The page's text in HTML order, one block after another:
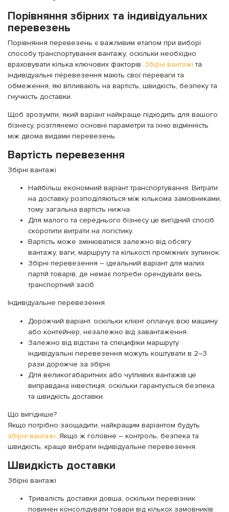
Порівняння збірних та індивідуальних
перевезень
Порівняння перевезень є важливим етапом при виборі
способу транспортування вантажу, оскільки необхідно
враховувати кілька ключових факторів. Збірні вантажі та
індивідуальні перевезення мають свої переваги та
обмеження, які впливають на вартість, швидкість, безпеку та
гнучкість доставки.
Щоб зрозуміти, який варіант найкраще підходить для вашого
бізнесу, розглянемо основні параметри та їхню відмінність
між двома видами перевезень.
Вартість перевезення
Збірні вантажі
Найбільш економний варіант транспортування. Витрати
на доставку розподіляються між кількома замовниками,
тому загальна вартість нижча.
Для малого та середнього бізнесу це вигідний спосіб
скоротити витрати на логістику.
Вартість може змінюватися залежно від обсягу
вантажу, ваги, маршруту та кількості проміжних зупинок.
Збірні перевезення – ідеальний варіант для малих
партій товарів, де немає потреби орендувати весь
транспортний засіб.
Індивідуальне перевезення
Дорожчий варіант, оскільки клієнт оплачує всю машину
або контейнер, незалежно від завантаження.
Залежно від відстані та специфіки маршруту
індивідуальні перевезення можуть коштувати в 2–3
рази дорожче за збірні.
Для великогабаритних або чутливих вантажів це
виправдана інвестиція, оскільки гарантується безпека
та швидкість доставки.
Що вигідніше?
Якщо потрібно заощадити, найкращим варіантом будуть
збірні вантажі. Якщо ж головне – контроль, безпека та
швидкість, краще вибрати індивідуальне перевезення.
Швидкість доставки
Збірні вантажі
Тривалість доставки довша, оскільки перевізник
повинен консолідувати товари від кількох замовників